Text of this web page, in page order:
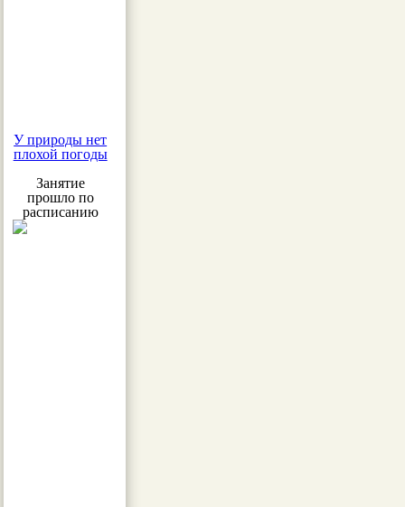
У природы нет
плохой погоды
Занятие
прошло по
расписанию